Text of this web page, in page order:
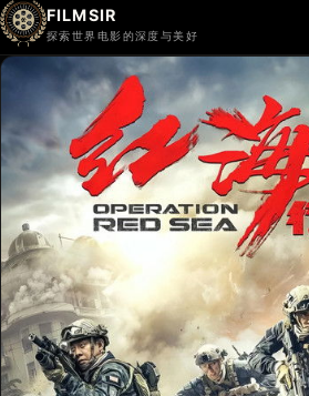
FILMSIR
探索世界电影的深度与美好
今晚看什么
世界电影节
导演宇宙
影片库
影评与解读
关于我们